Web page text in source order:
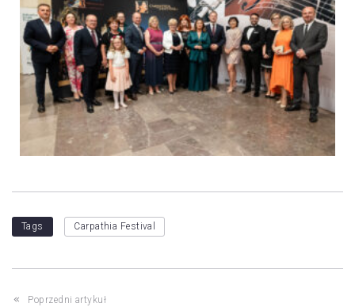
Tags Carpathia Festival
Poprzedni artykuł